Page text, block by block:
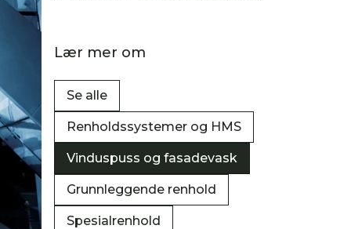
Lær mer om
Se alle
Renholdssystemer og HMS
Vinduspuss og fasadevask
Grunnleggende renhold
Spesialrenhold